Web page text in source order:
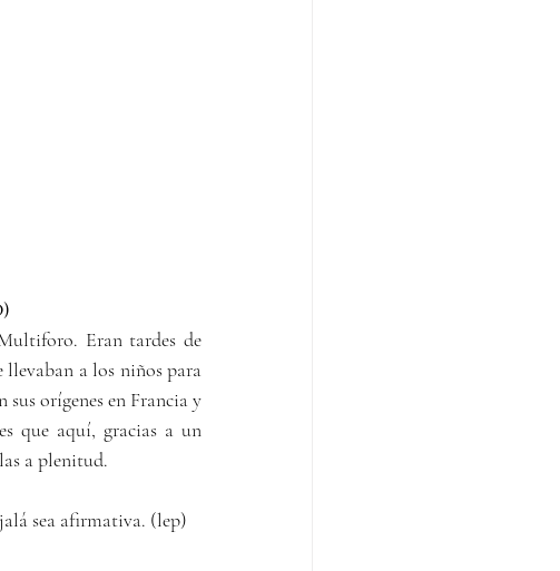
Eran tardes de
llevaban a los niños para
orígenes en Francia y
que aquí, gracias a un
a plenitud.
sea afirmativa. (lep)